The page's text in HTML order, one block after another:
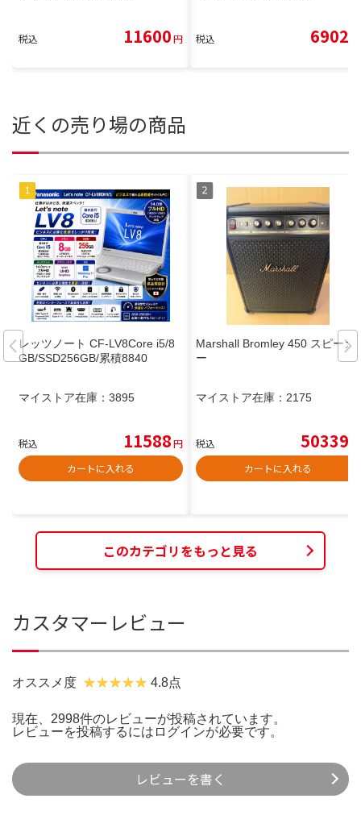
税込 11600円 税込 6902
近くの売り場の商品
レッツノート CF-LV8Core i5/8
GB/SSD256GB/累積8840
マイストア在庫： 3895
税込 11588円
カートに入れる
Marshall Bromley 450 スピーカ
ー
マイストア在庫： 2175
税込 50339
カートに入れる
このカテゴリをもっと見る
カスタマーレビュー
オススメ度 4.8点
現在、2998件のレビューが投稿されています。
レビューを投稿するには ログインが必要です。
レビューを書く